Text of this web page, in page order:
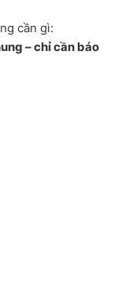
cần gì:
– chỉ cần báo